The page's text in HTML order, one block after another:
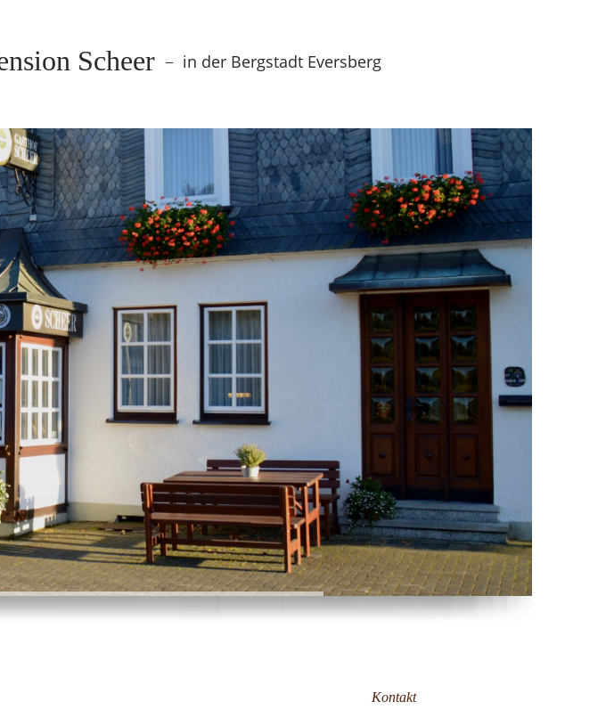
Scheer – in der Bergstadt Eversberg
Kontakt